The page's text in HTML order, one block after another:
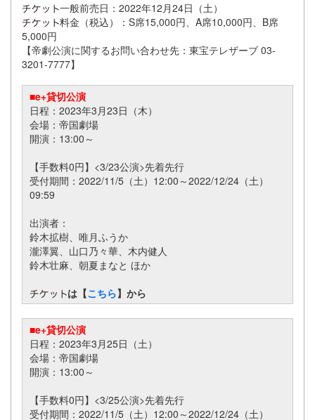
一般前売日：2022年12月24日（土）
料金（税込）：S席15,000円、A席10,000円、B席
5,000円
【帝劇公演に関するお問い合わせ先：東宝テレザーブ 03-
3201-7777】
■e+貸切公演
日程：2023年3月23日（木）
会場：帝国劇場
開演：13:00～
【手数料0円】<3/23公演>先着先行
受付期間：2022/11/5（土）12:00～2022/12/24（土）
09:59
出演者：
鈴木拡樹、唯月ふうか
瀧澤翼、山口乃々華、木内健人
鈴木壮麻、朝夏まなと ほか
は【こちら】から
■e+貸切公演
日程：2023年3月25日（土）
会場：帝国劇場
開演：13:00～
【手数料0円】<3/25公演>先着先行
受付期間：2022/11/5（土）12:00～2022/12/24（土）